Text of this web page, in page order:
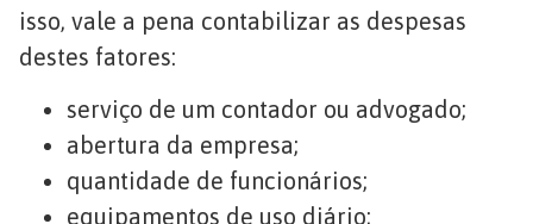
isso, vale a pena contabilizar as despesas
destes fatores:
serviço de um contador ou advogado;
abertura da empresa;
quantidade de funcionários;
equipamentos de uso diário;